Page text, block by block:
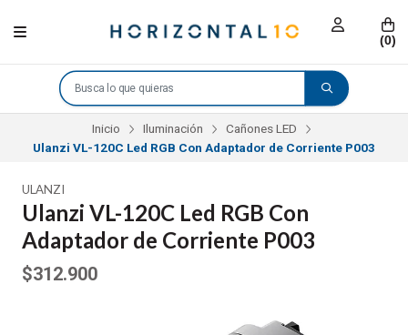
(0)
Inicio Iluminación
Cañones LED
Ulanzi VL-120C Led RGB Con Adaptador de Corriente P003
ULANZI
Ulanzi VL-120C Led RGB Con
Adaptador de Corriente P003
$312.900